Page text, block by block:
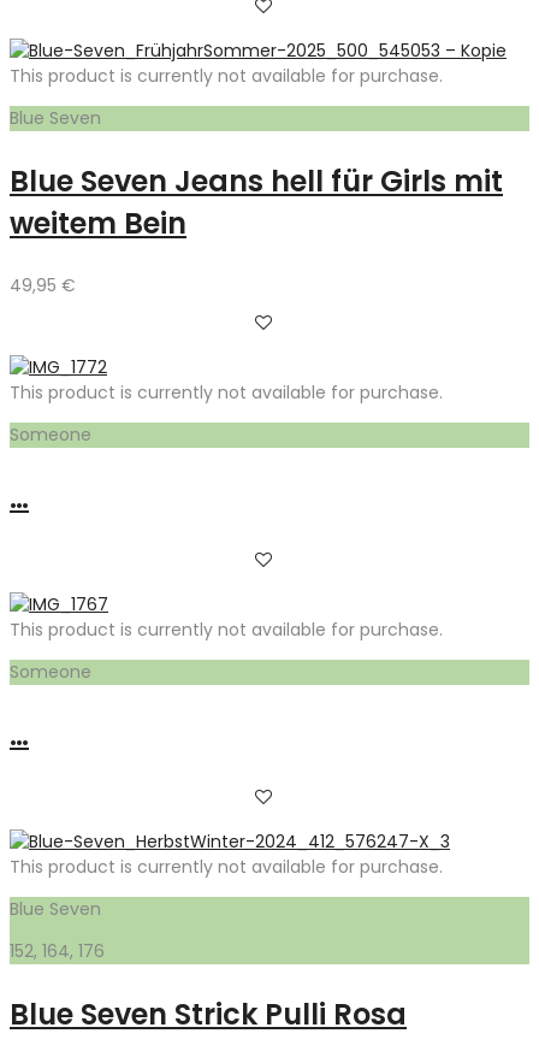
This product is currently not available for purchase.
Blue Seven
Blue Seven Jeans hell für Girls mit
weitem Bein
49,95 €
This product is currently not available for purchase.
Someone
…
This product is currently not available for purchase.
Someone
…
This product is currently not available for purchase.
Blue Seven
152, 164, 176
Blue Seven Strick Pulli Rosa